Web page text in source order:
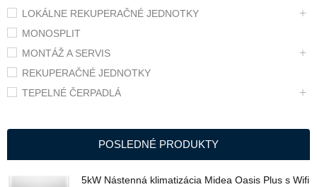
LOKÁLNE REKUPERAČNÉ JEDNOTKY
MONOSPLIT
MONTÁŽ A SERVIS
REKUPERAČNÉ JEDNOTKY
TEPELNÉ ČERPADLÁ
POSLEDNÉ PRODUKTY
5kW Nástenná klimatizácia Midea Oasis Plus s Wifi